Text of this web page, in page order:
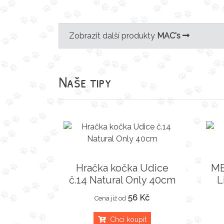
Zobrazit další produkty MAC's
Naše tipy
Hračka kočka Udice
č.14 Natural Only 40cm
Cena již od 56 Kč
Chci koupit